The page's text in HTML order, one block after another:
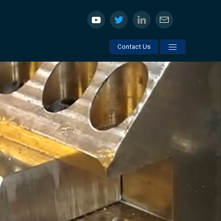
Contact Us